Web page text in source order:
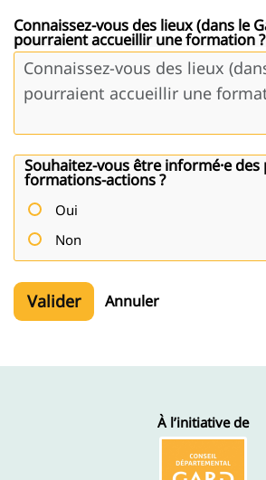
Connaissez-vous des lieux (dans le
pourraient accueillir une formation ?
Souhaitez-vous être informé·e
formations-actions ?
Oui
Non
Valider Annuler
À l’initiative de